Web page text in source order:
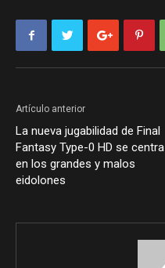
Artículo anterior
La nueva jugabilidad de Final
Fantasy Type-0 HD se centra
en los grandes y malos
eidolones